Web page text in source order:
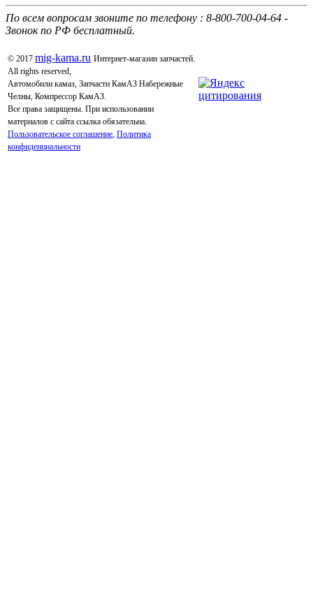
По всем вопросам звоните по телефону : 8-800-700-04-64 -
Звонок по РФ бесплатный.
© 2017 mig-kama.ru Интернет-магазин запчастей.
All rights reserved,
Автомобили камаз, Запчасти КамАЗ Набережные
Челны, Компрессор КамАЗ.
Все права защищены. При использовании
материалов с сайта ссылка обязательна.
Пользовательское соглашение, Политика
конфиденциальности